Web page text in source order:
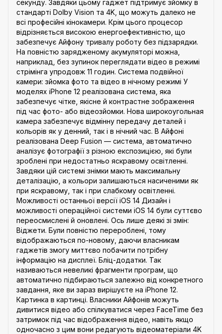
секунду. Завдяки цьому гаджет підтримує зйомку в
стандарті Dolby Vision та 4K, що можуть далеко не
всі професійні кінокамери. Крім цього процесор
відрізняється високою енергоефективністю, що
забезпечує Айфону тривалу роботу без підзарядки.
На повністю зарядженому акумуляторі можна,
наприклад, без зупинок переглядати відео в режимі
стрімінга упродовж 11 годин. Система подвійної
камери: зйомка фото та відео в нічному режимі У
моделях iPhone 12 реалізована система, яка
забезпечує чітке, якісне й контрастне зображення
під час фото- або відеозйомки. Нова широкоугольная
камера забезпечує відмінну передачу деталей і
кольорів як у денний, так і в нічний час. В Айфоні
реалізована Deep Fusion — система, автоматично
аналізує фотографії з різною експозицією, які були
зроблені при недостатньо яскравому освітленні.
Завдяки цій системі знімки мають максимальну
деталізацію, а кольори залишаються насиченими як
при яскравому, так і при слабкому освітленні.
Можливості останньої версії iOS 14 Дизайн і
можливості операційної системи iOS 14 були суттєво
переосмислені й оновлені. Ось лише деякі зі змін:
Віджети. Були повністю перероблені, тому
відображаються по-новому, даючи власникам
гаджетів змогу миттєво побачити потрібну
інформацію на дисплеї. Бліц-додатки. Так
називаються невеликі фрагменти програм, що
автоматично підбираються залежно від конкретного
завдання, яке ви зараз вирішуєте на iPhone 12.
Картинка в картинці. Власники Айфонів можуть
дивитися відео або спілкуватися через FaceTime без
затримок під час відображення відео, навіть якщо
одночасно з цим вони редагують відеоматеріали 4K